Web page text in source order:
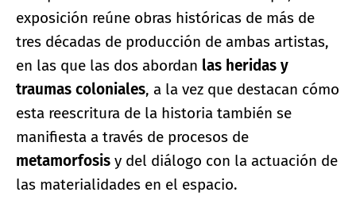
exposición reúne obras históricas de más de
tres décadas de producción de ambas artistas,
en las que las dos abordan las heridas y
traumas coloniales, a la vez que destacan cómo
esta reescritura de la historia también se
manifiesta a través de procesos de
metamorfosis y del diálogo con la actuación de
las materialidades en el espacio.